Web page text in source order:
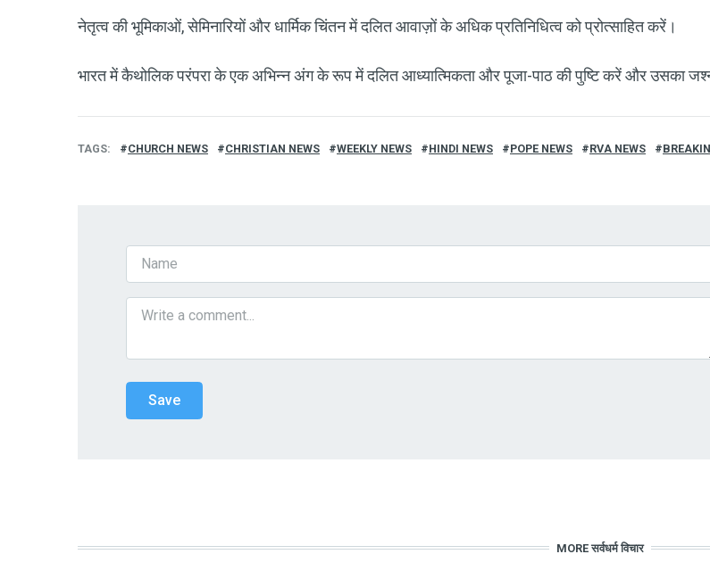
नेतृत्व की भूमिकाओं, सेमिनारियों और धार्मिक चिंतन में दलित आवाज़ों के अधिक प्रतिनिधित्व को प्रोत्साहित करें।
भारत में कैथोलिक परंपरा के एक अभिन्न अंग के रूप में दलित आध्यात्मिकता और पूजा-पाठ की पुष्टि करें और उसका
TAGS CHURCH NEWS CHRISTIAN NEWS WEEKLY NEWS HINDI NEWS POPE NEWS RVA NEWS
MORE सर्वधर्म विचार